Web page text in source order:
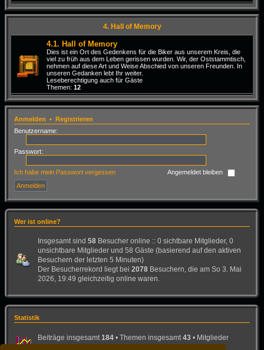
4. Hall of Memory
4.1. Hall of Memory
Dies ist ein Ort des Gedenkens für die Biker aus unserem Kreis, die
viel zu früh aus dem Leben gerissen wurden. Wir, der Oststammtisch,
nehmen auf diese Art und Weise Abschied von unseren Freunden. In
unseren Gedanken lebt Ihr weiter.
Leseberechtigung auch für Gäste
Themen: 12
Anmelden • Registrieren
Benutzername:
Passwort:
Ich habe mein Passwort vergessen Angemeldet bleiben
Wer ist online?
Insgesamt sind 58 Besucher online :: 0 sichtbare Mitglieder, 0
unsichtbare Mitglieder und 58 Gäste (basierend auf den aktiven
Besuchern der letzten 5 Minuten)
Der Besucherrekord liegt bei 2078 Besuchern, die am So 3. Mai
2026, 19:49 gleichzeitig online waren.
Statistik
Beiträge insgesamt 184 • Themen insgesamt 43 • Mitglieder
insgesamt26• Unser neuestes Mitglied:Bad-Dog